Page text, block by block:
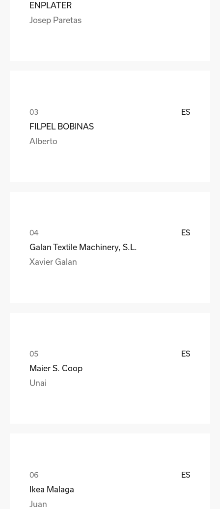
ENPLATER
Josep Paretas
ES
FILPEL BOBINAS
Alberto
ES
Galan Textile Machinery, S.L.
Xavier Galan
ES
Maier S. Coop
Unai
ES
Ikea Malaga
Juan